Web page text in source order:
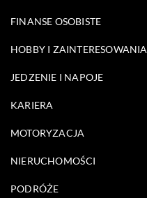
FINANSE OSOBISTE
HOBBY I ZAINTERESOWANIA
JEDZENIE I NAPOJE
KARIERA
MOTORYZACJA
NIERUCHOMOŚCI
PODRÓŻE